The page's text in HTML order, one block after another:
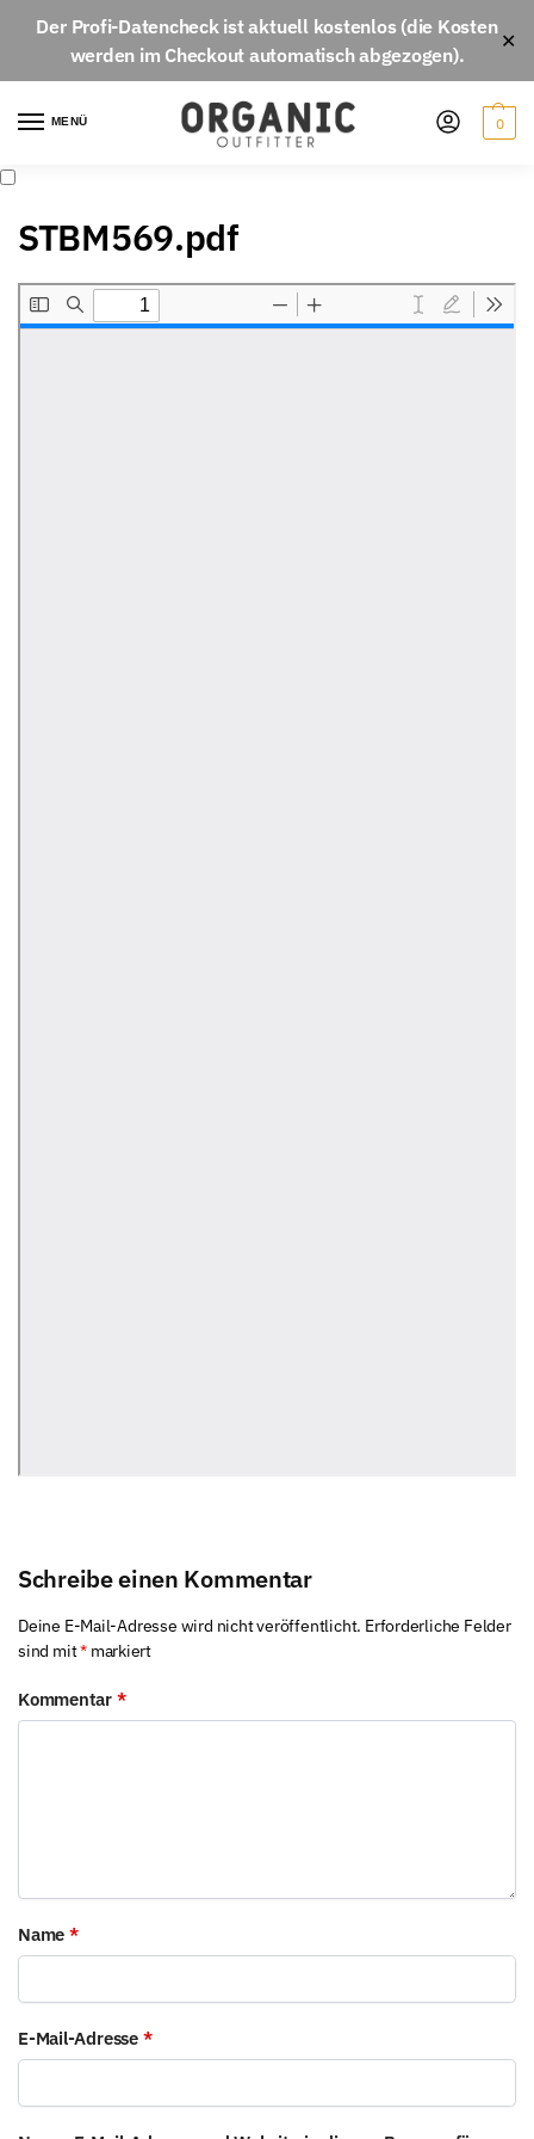
Der Profi-Datencheckist aktuell kostenlos(die Kosten
werden im Checkout automatisch abgezogen).
✕
MENÜ 0
STBM569.pdf
Schreibe einen Kommentar
Deine E-Mail-Adresse wird nicht veröffentlicht. Erforderliche Felder
sind mit*markiert
Kommentar *
Name *
E-Mail-Adresse *